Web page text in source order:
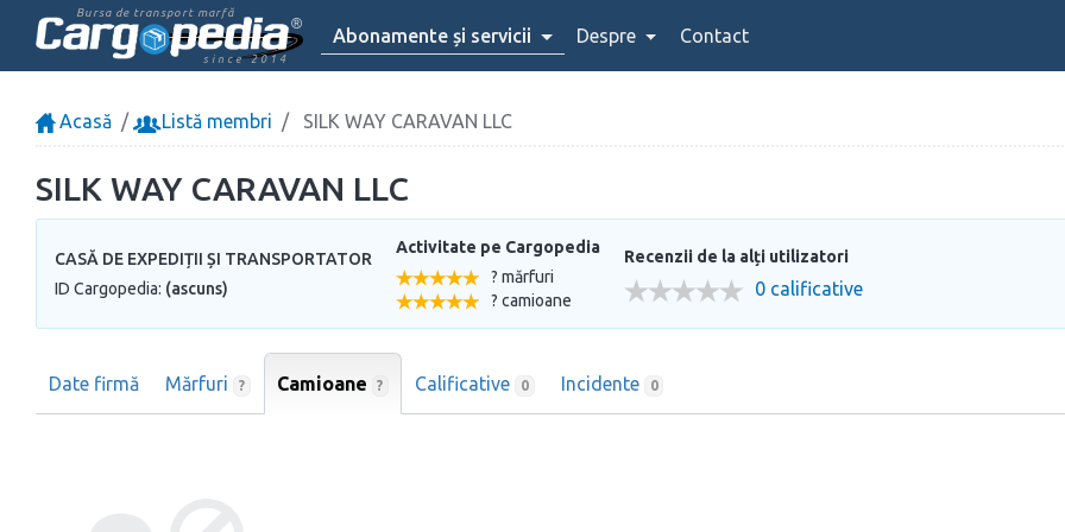
Bursa de transport marfă
since 2014
Abonamente și servicii Despre Contact
Acasă Listă membri SILK WAY CARAVAN LLC
SILK WAY CARAVAN LLC
CASĂ DE EXPEDIȚII ȘI TRANSPORTATOR
ID Cargopedia: (ascuns)
Activitate pe Cargopedia
? mărfuri
? camioane
Recenzii de la alți utilizatori
0 calificative
Date firmă Mărfuri ? Camioane ? Calificative 0 Incidente 0